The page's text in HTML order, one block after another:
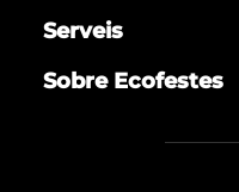
Serveis
Sobre Ecofestes